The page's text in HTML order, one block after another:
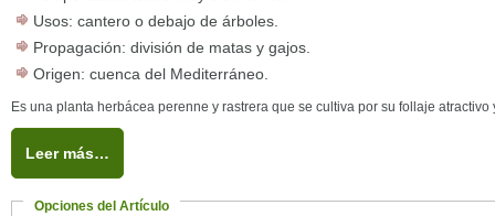
Usos: cantero o debajo de árboles.
Propagación: división de matas y gajos.
Origen: cuenca del Mediterráneo.
Es una planta herbácea perenne y rastrera que se cultiva por su follaje atractivo
Leer más…
Opciones del Artículo